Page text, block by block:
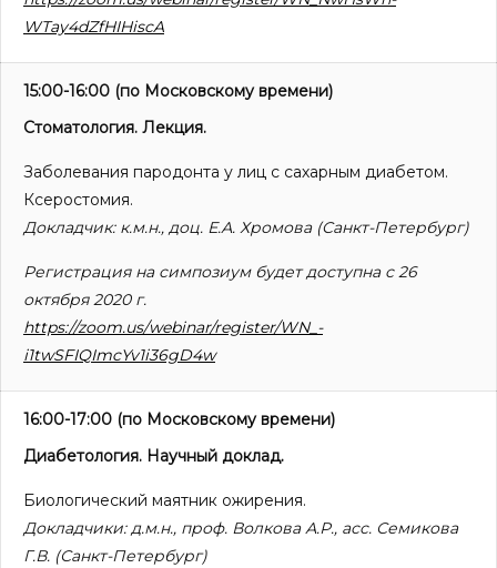
WTay4dZfHIHiscA
15:00-16:00 (по Московскому времени)
Стоматология. Лекция.
Заболевания пародонта у лиц с сахарным диабетом.
Ксеростомия.
Докладчик: к.м.н., доц. Е.А. Хромова (Cанкт-Петербург)
Регистрация на симпозиум будет доступна с 26
октября 2020 г.
https://zoom.us/webinar/register/WN_-
i1twSFIQImcYv1i36gD4w
16:00-17:00 (по Московскому времени)
Диабетология. Научный доклад.
Биологический маятник ожирения.
Докладчики:д.м.н., проф. Волкова А.Р., асс. Семикова
Г.В. (Санкт-Петербург)